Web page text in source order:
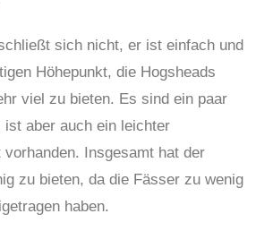
sich nicht, er ist einfach und
Höhepunkt, die Hogsheads
viel zu bieten. Es sind ein paar
ist aber auch ein leichter
vorhanden. Insgesamt hat der
zu bieten, da die Fässer zu wenig
haben.